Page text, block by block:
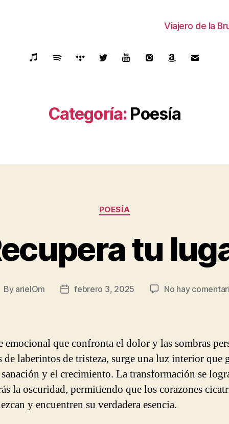
Viajero de la
Categoría: Poesía
Categories
POESÍA
tu
By arielOṁ
Postfebrero 3, 2025 No hay
emocional que confronta el dolor y las sombras
de laberintos de tristeza, surge una luz interior que
y el crecimiento. La transformación se
la oscuridad, permitiendo que los corazones
y encuentren su verdadera esencia.